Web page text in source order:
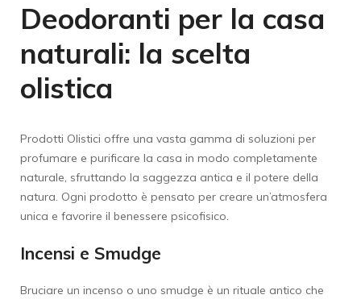
Deodoranti per la casa
naturali: la scelta
olistica
Prodotti Olistici offre una vasta gamma di soluzioni per
profumare e purificare la casa in modo completamente
naturale, sfruttando la saggezza antica e il potere della
natura. Ogni prodotto è pensato per creare un’atmosfera
unica e favorire il benessere psicofisico.
Incensi e Smudge
Bruciare un incenso o uno smudge è un rituale antico che